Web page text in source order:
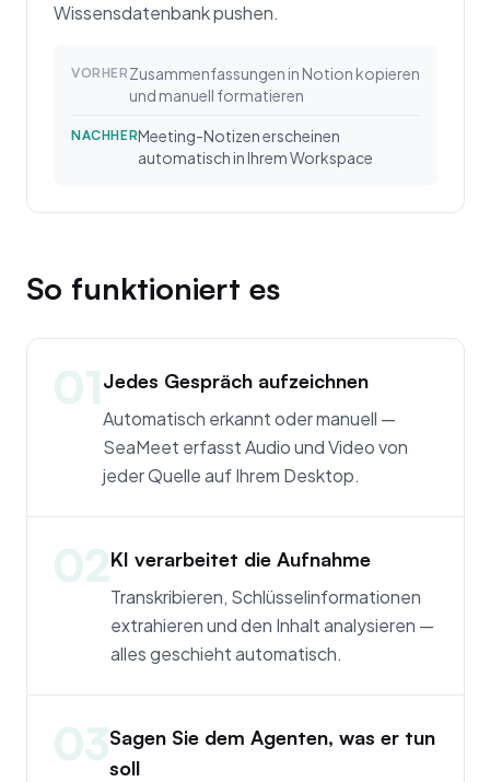
Wissensdatenbank pushen.
VORHER Zusammenfassungen in Notion kopieren
und manuell formatieren
NACHHERMeeting-Notizen erscheinen
automatisch in Ihrem Workspace
So funktioniert es
01Jedes Gespräch aufzeichnen
Automatisch erkannt oder manuell —
SeaMeet erfasst Audio und Video von
jeder Quelle auf Ihrem Desktop.
02KI verarbeitet die Aufnahme
Transkribieren, Schlüsselinformationen
extrahieren und den Inhalt analysieren —
alles geschieht automatisch.
03Sagen Sie dem Agenten, was er tun
soll